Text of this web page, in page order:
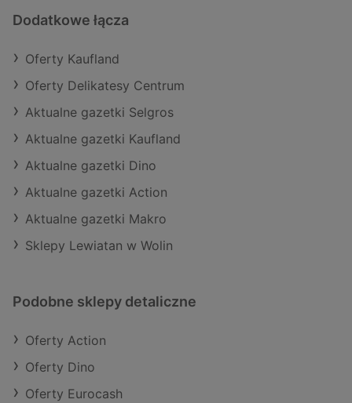
Dodatkowe łącza
Oferty Kaufland
Oferty Delikatesy Centrum
Aktualne gazetki Selgros
Aktualne gazetki Kaufland
Aktualne gazetki Dino
Aktualne gazetki Action
Aktualne gazetki Makro
Sklepy Lewiatan w Wolin
Podobne sklepy detaliczne
Oferty Action
Oferty Dino
Oferty Eurocash